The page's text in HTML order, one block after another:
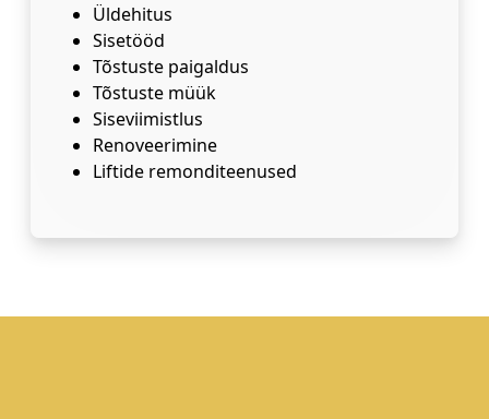
Üldehitus
Sisetööd
Tõstuste paigaldus
Tõstuste müük
Siseviimistlus
Renoveerimine
Liftide remonditeenused